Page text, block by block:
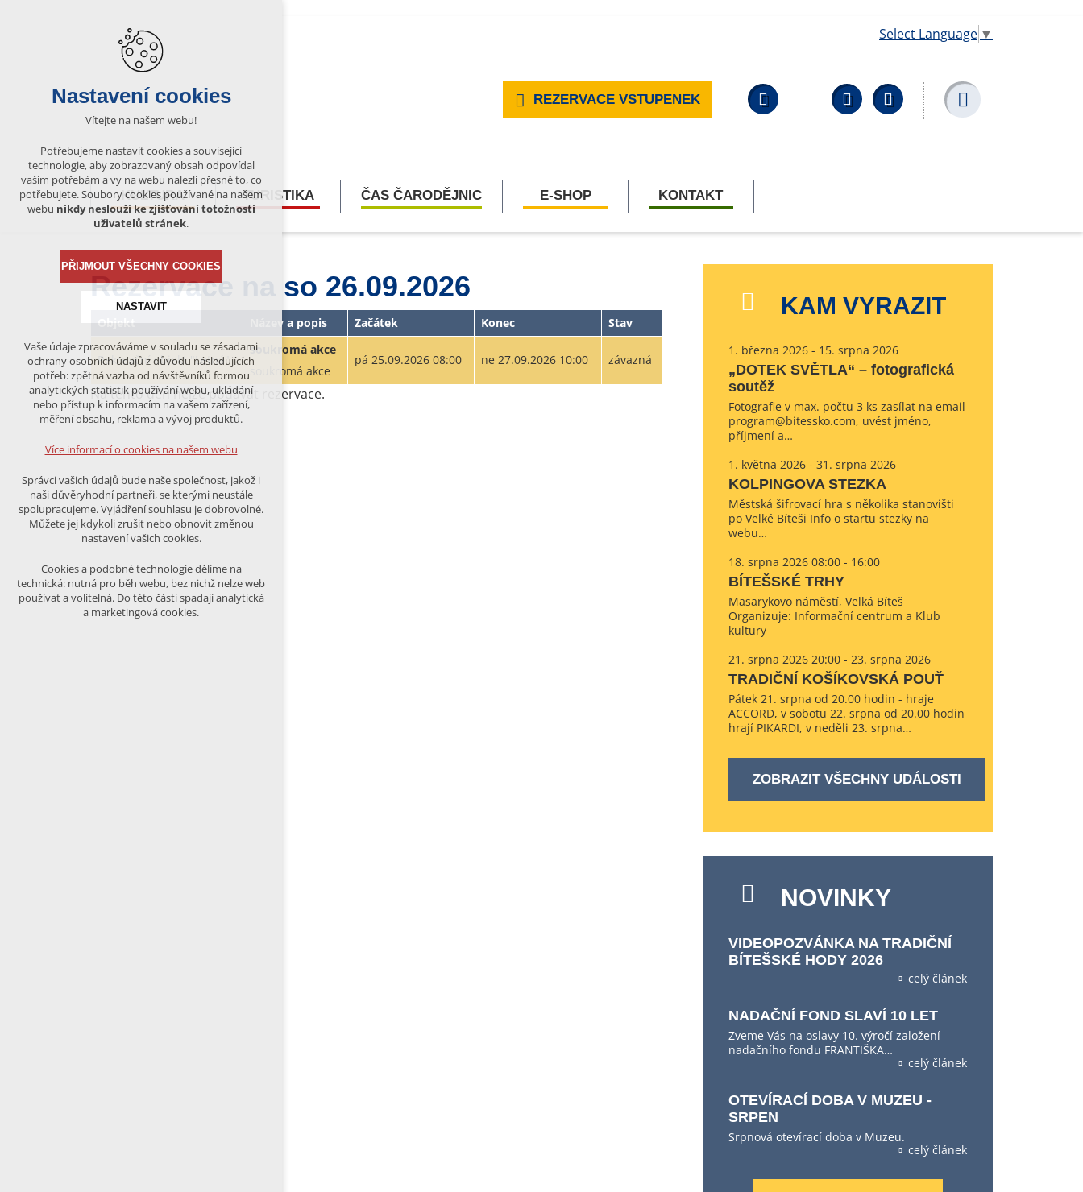
Select Language ▼
REZERVACE VSTUPENEK Facebook YouTubeWikipedia
KULTURA TURISTIKA ČAS ČARODĚJNIC E-SHOP KONTAKT
Rezervace na so 26.09.2026
Objekt Název a popis Začátek Konec Stav
Rekreační objekt "Letná"
soukromá akce
soukromá akce
pá 25.09.2026 08:00 ne 27.09.2026 10:00 závazná
Na tento den nelze podávat rezervace.
KAM VYRAZIT
1. března 2026 - 15. srpna 2026
„DOTEK SVĚTLA“ – fotografická
soutěž
Fotografie v max. počtu 3 ks zasílat na email
program@bitessko.com, uvést jméno,
příjmení a…
1. května 2026 - 31. srpna 2026
KOLPINGOVA STEZKA
Městská šifrovací hra s několika stanovišti
po Velké Bíteši Info o startu stezky na
webu…
18. srpna 2026 08:00 - 16:00
BÍTEŠSKÉ TRHY
Masarykovo náměstí, Velká Bíteš
Organizuje: Informační centrum a Klub
kultury
21. srpna 2026 20:00 - 23. srpna 2026
TRADIČNÍ KOŠÍKOVSKÁ POUŤ
Pátek 21. srpna od 20.00 hodin - hraje
ACCORD, v sobotu 22. srpna od 20.00 hodin
hrají PIKARDI, v neděli 23. srpna…
ZOBRAZIT VŠECHNY UDÁLOSTI
NOVINKY
VIDEOPOZVÁNKA NA TRADIČNÍ
BÍTEŠSKÉ HODY 2026
celý článek
NADAČNÍ FOND SLAVÍ 10 LET
Zveme Vás na oslavy 10. výročí založení
nadačního fondu FRANTIŠKA…
celý článek
OTEVÍRACÍ DOBA V MUZEU -
SRPEN
Srpnová otevírací doba v Muzeu.
celý článek
Nastavení cookies
Vítejte na našem webu!
Potřebujeme nastavit cookies a související
technologie, aby zobrazovaný obsah odpovídal
vašim potřebám a vy na webu nalezli přesně to, co
potřebujete. Soubory cookies používané na našem
webu nikdy neslouží ke zjišťování totožnosti
uživatelů stránek.
PŘIJMOUT VŠECHNY COOKIES
NASTAVIT
Technická cookies
nutná pro provozování webu
udržení kontextu stránek (session):
případná přihlášení, volby jazyka, apod.
analytická pro anonymizované
vyhodnocení návštěvnosti
marketingová cookies (Google)
Více informací o cookies na našem webu
ODMÍTNOUT VŠE
Vaše údaje zpracováváme v souladu se zásadami
ochrany osobních údajů z důvodu následujících
potřeb: zpětná vazba od návštěvníků formou
analytických statistik používání webu, ukládání
nebo přístup k informacím na vašem zařízení,
měření obsahu, reklama a vývoj produktů.
Více informací o cookies na našem webu
Správci vašich údajů bude naše společnost, jakož i
naši důvěryhodní partneři, se kterými neustále
spolupracujeme. Vyjádření souhlasu je dobrovolné.
Můžete jej kdykoli zrušit nebo obnovit změnou
nastavení vašich cookies.
Cookies a podobné technologie dělíme na
technická: nutná pro běh webu, bez nichž nelze web
používat a volitelná. Do této části spadají analytická
a marketingová cookies.